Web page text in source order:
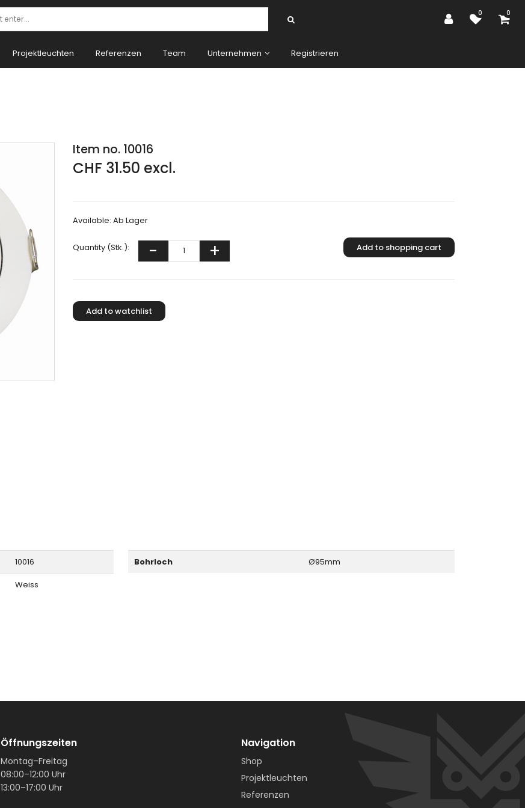
0 0
Projektleuchten Referenzen Team Unternehmen Registrieren
Item no. 10016
CHF 31.50 excl.
Available: Ab Lager
Quantity (Stk.):
10016
Weiss
Bohrloch Ø95mm
Öffnungszeiten
Montag–Freitag
08:00–12:00 Uhr
13:00–17:00 Uhr
Navigation
Shop
Projektleuchten
Referenzen